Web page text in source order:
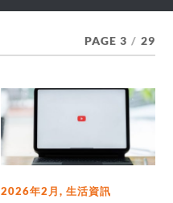
PAGE 3 / 29
2026年2月,生活資訊